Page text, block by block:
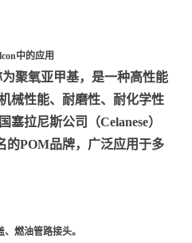
中的应用
为聚氧亚甲基，是一种高性能
械性能、耐磨性、耐化学性
拉尼斯公司（Celanese）
的POM品牌，广泛应用于多
燃油管路接头。